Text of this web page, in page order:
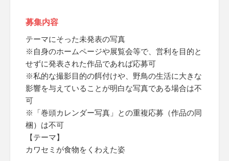
募集内容
テーマにそった未発表の写真
※自身のホームページや展覧会等で、営利を目的と
せずに発表された作品であれば応募可
※私的な撮影目的の餌付けや、野鳥の生活に大きな
影響を与えていることが明白な写真である場合は不
可
※「巻頭カレンダー写真」との重複応募（作品の同
梱）は不可
【テーマ】
カワセミが食物をくわえた姿